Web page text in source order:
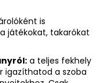
is
játékokat, takarókat
a teljes fekhely
igazíthatod a szoba